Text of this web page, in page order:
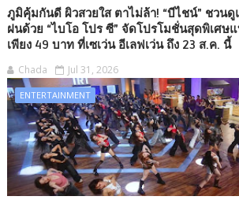
ภูมิคุ้มกันดี ผิวสวยใส ตาไม่ล้า! “บีไชน์” ชวนดู
ฝนด้วย “ไบโอ โปร ซี” จัดโปรโมชั่นสุดพิเศษ
เพียง 49 บาท ที่เซเว่น อีเลฟเว่น ถึง 23 ส.ค. นี้
Chada Jul 31, 2026
ENTERTAINMENT